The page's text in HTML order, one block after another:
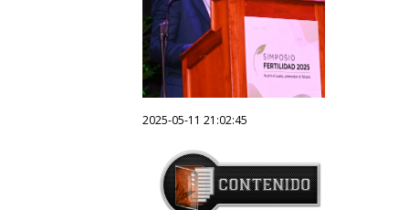
2025-05-11 21:02:45